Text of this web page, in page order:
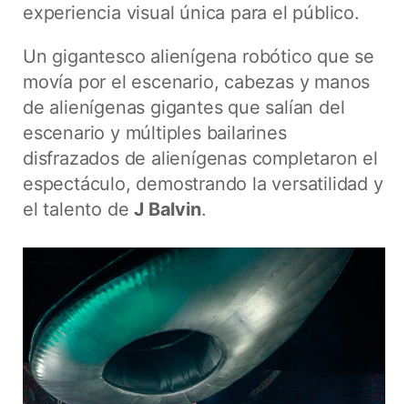
experiencia visual única para el público.
Un gigantesco alienígena robótico que se
movía por el escenario, cabezas y manos
de alienígenas gigantes que salían del
escenario y múltiples bailarines
disfrazados de alienígenas completaron el
espectáculo, demostrando la versatilidad y
el talento deJ Balvin.